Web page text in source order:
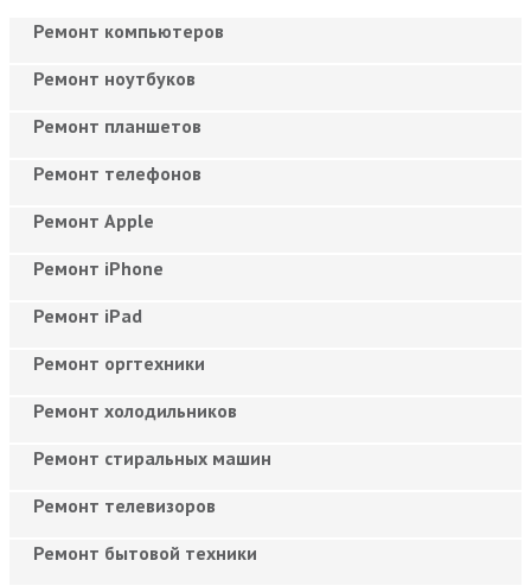
Ремонт компьютеров
Ремонт ноутбуков
Ремонт планшетов
Ремонт телефонов
Ремонт Apple
Ремонт iPhone
Ремонт iPad
Ремонт оргтехники
Ремонт холодильников
Ремонт стиральных машин
Ремонт телевизоров
Ремонт бытовой техники